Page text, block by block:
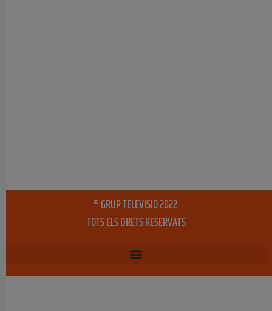
® GRUP TELEVISIO 2022.
TOTS ELS DRETS RESERVATS